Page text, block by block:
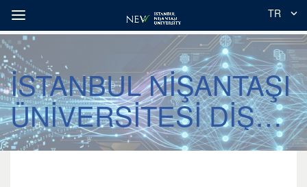
TR
İSTANBUL NİŞANTAŞI
ÜNİVERSİTESİ DİŞ
HASTANESİ 189